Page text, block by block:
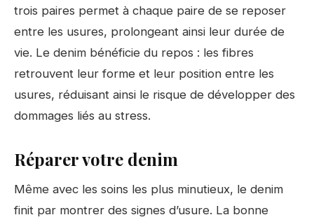
trois paires permet à chaque paire de se reposer
entre les usures, prolongeant ainsi leur durée de
vie. Le denim bénéficie du repos : les fibres
retrouvent leur forme et leur position entre les
usures, réduisant ainsi le risque de développer des
dommages liés au stress.
Réparer votre denim
Même avec les soins les plus minutieux, le denim
finit par montrer des signes d’usure. La bonne